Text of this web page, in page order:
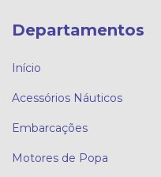
Departamentos
Início
Acessórios Náuticos
Embarcações
Motores de Popa